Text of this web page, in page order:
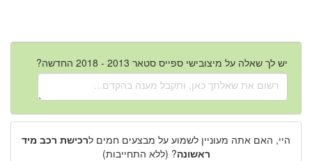
יש לך שאלה על מיצובישי ספייס סטאר 2013 - 2018 החדשה?
היי, האם אתה מעוניין לשמוע על מבצעים חמים לרכישת רכב מיד
ראשונה? (ללא התחייבות)